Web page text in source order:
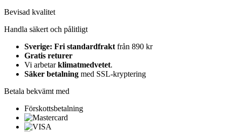
Bevisad kvalitet
Handla säkert och pålitligt
Sverige: Fri standardfraktfrån 890 kr
Gratis returer
Vi arbetarklimatmedvetet.
Säker betalning med SSL-kryptering
Betala bekvämt med
Förskottsbetalning